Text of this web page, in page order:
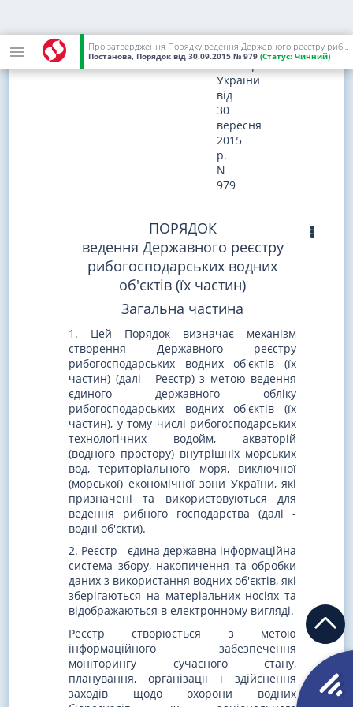
Про затвердження Порядку ведення Державного реєстру рибогосподарських водних об'єктів (їх частин)
Постанова, Порядок від 30.09.2015 № 979 (Статус: Чинний)
постановою
Кабінету
Міністрів
України
від
30
вересня
2015
р.
N
979
ПОРЯДОК
ведення Державного реєстру
рибогосподарських водних
об'єктів (їх частин)
Загальна частина
1. Цей Порядок визначає механізм
створення Державного реєстру
рибогосподарських водних об'єктів (їх
частин) (далі - Реєстр) з метою ведення
єдиного державного обліку
рибогосподарських водних об'єктів (їх
частин), у тому числі рибогосподарських
технологічних водойм, акваторій
(водного простору) внутрішніх морських
вод, територіального моря, виключної
(морської) економічної зони України, які
призначені та використовуються для
ведення рибного господарства (далі -
водні об'єкти).
2. Реєстр - єдина державна інформаційна
система збору, накопичення та обробки
даних з використання водних об'єктів, які
зберігаються на матеріальних носіях та
відображаються в електронному вигляді.
Реєстр створюється з метою
інформаційного забезпечення
моніторингу сучасного стану,
планування, організації і здійснення
заходів щодо охорони водних